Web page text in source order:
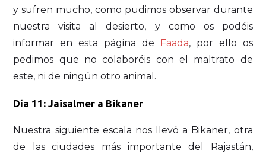
y sufren mucho, como pudimos observar durante
nuestra visita al desierto, y como os podéis
informar en esta página de
Faada, por ello os
pedimos que no colaboréis con el maltrato de
este, ni de ningún otro animal.
Día 11: Jaisalmer a Bikaner
Nuestra siguiente escala nos llevó a Bikaner, otra
de las ciudades más importante del Rajastán,